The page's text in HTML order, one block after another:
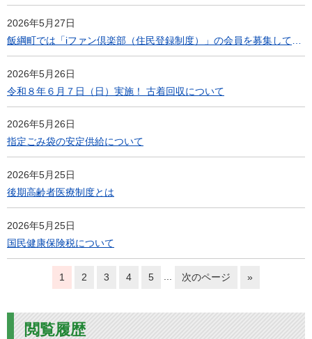
2026年5月27日
2026年5月26日
令和８年６月７日（日）実施！ 古着回収について
2026年5月26日
指定ごみ袋の安定供給について
2026年5月25日
後期高齢者医療制度とは
2026年5月25日
国民健康保険税について
1 2 3 4 5 次のページ »
閲覧履歴